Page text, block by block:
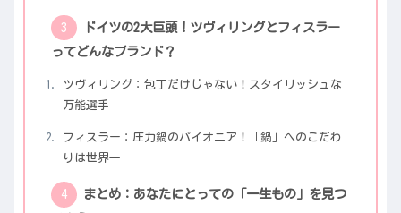
ドイツの2大巨頭！ツヴィリングとフィスラー
ってどんなブランド？
ツヴィリング：包丁だけじゃない！スタイリッシュな
万能選手
フィスラー：圧力鍋のパイオニア！「鍋」へのこだわ
りは世界一
まとめ：あなたにとっての「一生もの」を見つ